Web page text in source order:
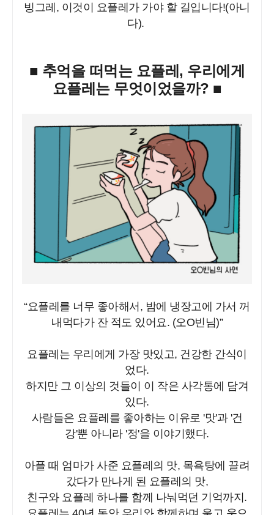
빙그레, 이것이 요플레가 가야 할 길입니다!(아니
다).
■ 추억을 떠먹는 요플레, 우리에게
요플레는 무엇이었을까? ■
“요플레를 너무 좋아해서, 밤에 냉장고에 가서 꺼
내먹다가 잔 적도 있어요. (오O빈님)”
요플레는 우리에게 가장 맛있고, 건강한 간식이
었다.
하지만 그 이상의 것들이 이 작은 사각통에 담겨
있다.
사람들은 요플레를 좋아하는 이유로 '맛'과 '건
강'뿐 아니라 '정'을 이야기했다.
아플 때 엄마가 사준 요플레의 맛, 목욕탕에 끌려
갔다가 만나게 된 요플레의 맛,
친구와 요플레 하나를 함께 나눠먹던 기억까지.